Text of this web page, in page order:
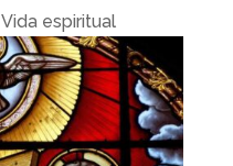
Vida espiritual